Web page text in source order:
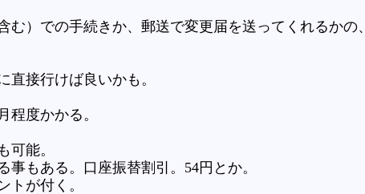
む）での手続きか、郵送で変更届を送ってくれるかの、
直接行けば良いかも。
程度かかる。
可能。
もある。口座振替割引。54円とか。
トが付く。